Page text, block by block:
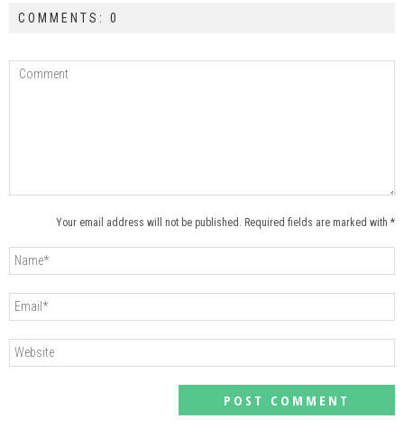
COMMENTS: 0
Your email address will not be published. Required fields are marked with *